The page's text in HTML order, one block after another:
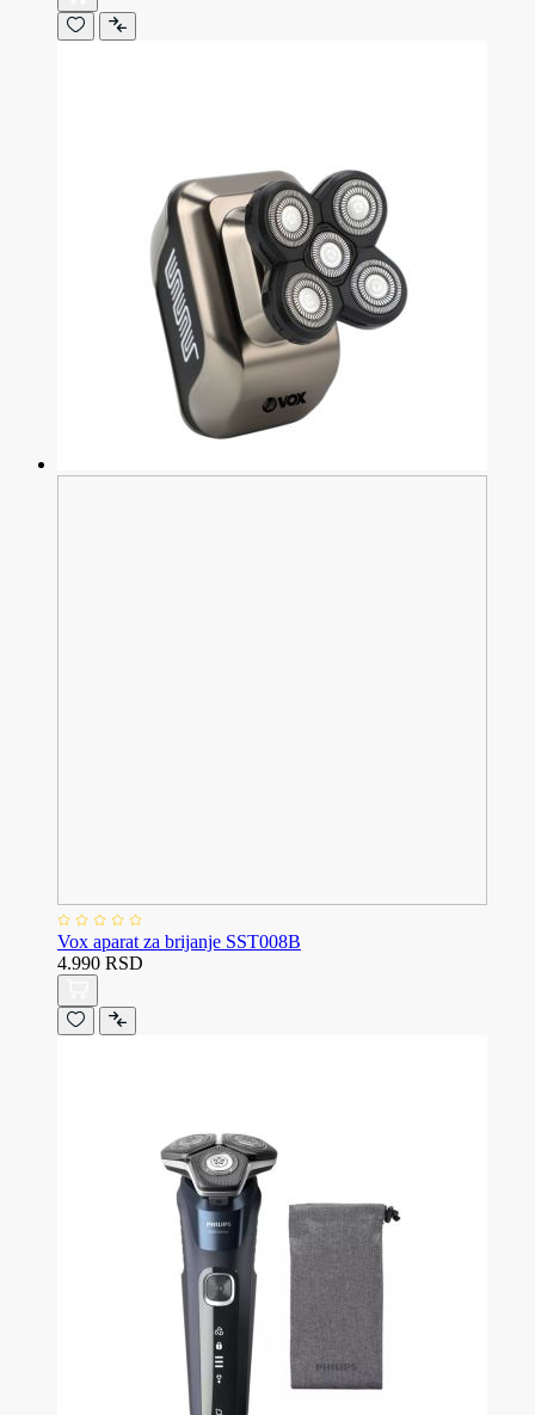
Vox aparat za brijanje SST008B
4.990 RSD